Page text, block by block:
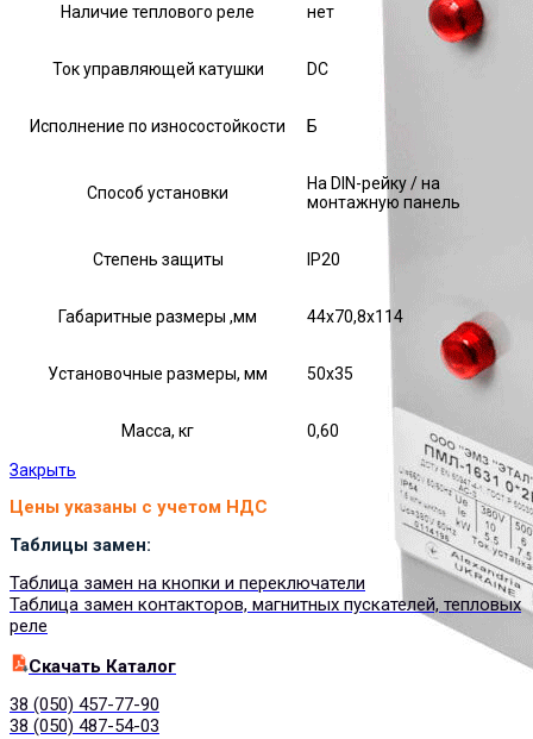
Наличие теплового реле нет
Ток управляющей катушки DC
Исполнение по износостойкости Б
Способ установки
На DIN-рейку / на
монтажную панель
Степень защиты IP20
Габаритные размеры ,мм 44х70,8х114
Установочные размеры, мм 50х35
Масса, кг 0,60
Закрыть
Цены указаны с учетом НДС
Таблицы замен:
Таблица замен на кнопки и переключатели
Таблица замен контакторов, магнитных пускателей, тепловых
реле
Cкачать Каталог
38 (050) 457-77-90
38 (050) 487-54-03